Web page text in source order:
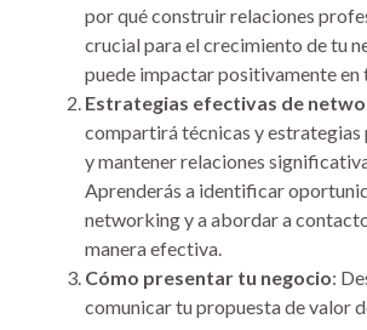
por qué construir relaciones
crucial para el crecimiento de tu
puede impactar positivamente en
Estrategias efectivas de
compartirá técnicas y estrategias
y mantener relaciones
Aprenderás a identificar
networking y a abordar a
manera efectiva.
Cómo presentar tu negocio:
comunicar tu propuesta de valor